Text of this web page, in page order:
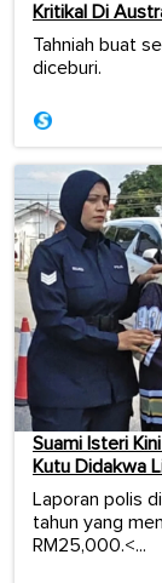
Kritikal Di
Tahniah buat
diceburi.
Suami Isteri
Kutu Didakwa
Laporan polis
tahun yang
RM25,000.<...